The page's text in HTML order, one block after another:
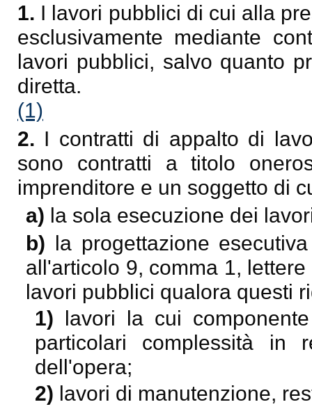
1. I lavori pubblici di cui alla
esclusivamente mediante
lavori pubblici, salvo quanto
diretta.
(1)
2. I contratti di appalto di
sono contratti a titolo
imprenditore e un soggetto di
a) la sola esecuzione dei
b) la progettazione
all'articolo 9, comma 1,
lavori pubblici qualora questi
1) lavori la cui
particolari complessità in
dell'opera;
2) lavori di manutenzione,